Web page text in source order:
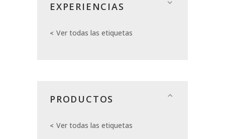
EXPERIENCIAS
Ver todas las etiquetas
PRODUCTOS
Ver todas las etiquetas